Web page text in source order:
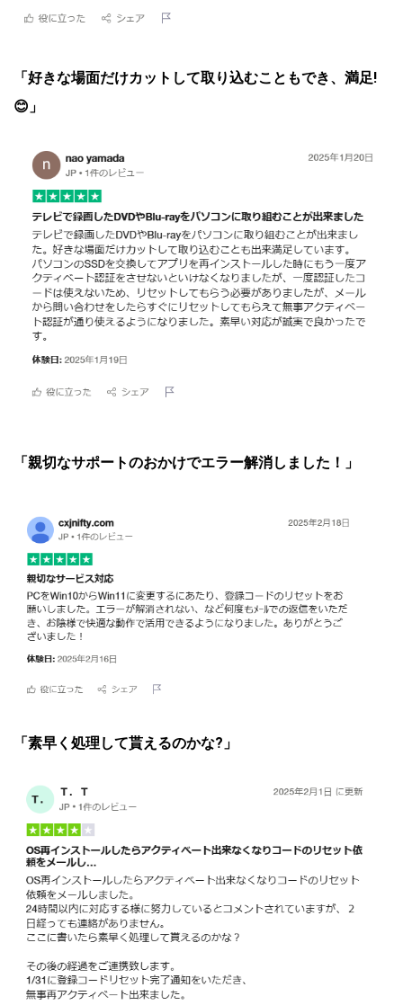
「好きな場面だけカットして取り込むこともでき、満足!
😊」
「親切なサポートのおかけでエラー解消しました！」
「素早く処理して貰えるのかな?」